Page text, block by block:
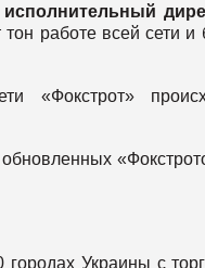
работе всей сети и
«Фокстрот»
Украины с